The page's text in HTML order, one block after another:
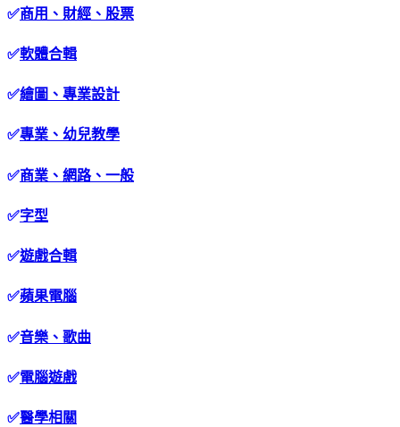
✅商用、財經、股票
✅軟體合輯
✅繪圖、專業設計
✅專業、幼兒教學
✅商業、網路、一般
✅字型
✅遊戲合輯
✅蘋果電腦
✅音樂、歌曲
✅電腦遊戲
✅醫學相關